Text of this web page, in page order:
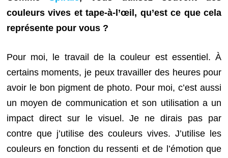
couleurs vives et tape-à-l’œil, qu’est ce que cela
représente pour vous ?
Pour moi, le travail de la couleur est essentiel. À
certains moments, je peux travailler des heures pour
avoir le bon pigment de photo. Pour moi, c’est aussi
un moyen de communication et son utilisation a un
impact direct sur le visuel. Je ne dirais pas par
contre que j’utilise des couleurs vives. J’utilise les
couleurs en fonction du ressenti et de l’émotion que